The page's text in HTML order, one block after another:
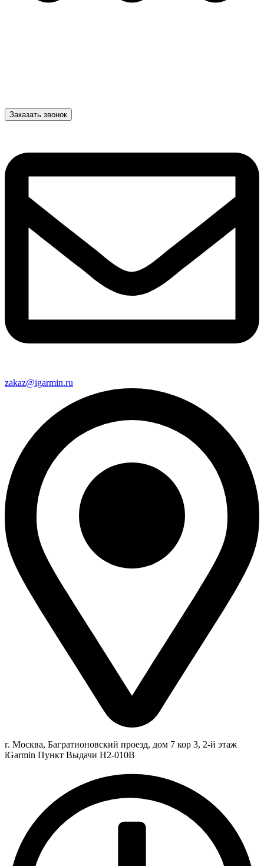
Заказать звонок
zakaz@igarmin.ru
г. Москва, Багратионовский проезд, дом 7 кор 3, 2-й этаж
iGarmin Пункт Выдачи Н2-010В